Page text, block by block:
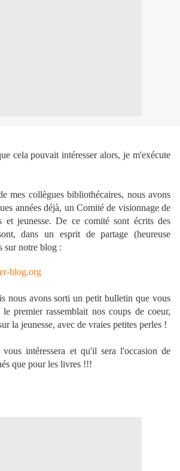
cela pouvait intéresser alors, je m'exécute
mes collègues bibliothécaires, nous avons
années déjà, un Comité de visionnage de
et jeunesse. De ce comité sont écrits des
dans un esprit de partage (heureuse
sur notre blog :
blog.org
nous avons sorti un petit bulletin que vous
premier rassemblait nos coups de coeur,
la jeunesse, avec de vraies petites perles !
intéressera et qu'il sera l'occasion de
que pour les livres !!!